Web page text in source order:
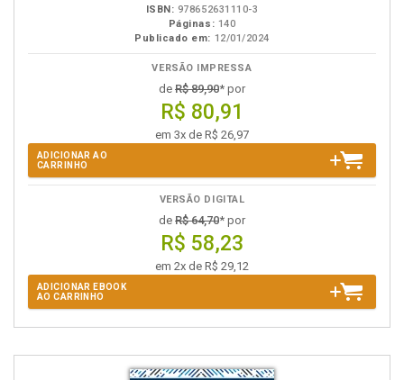
ISBN: 978652631110-3
Páginas: 140
Publicado em: 12/01/2024
VERSÃO IMPRESSA
de R$ 89,90* por
R$ 80,91
em 3x de R$ 26,97
ADICIONAR AO
CARRINHO
VERSÃO DIGITAL
de R$ 64,70* por
R$ 58,23
em 2x de R$ 29,12
ADICIONAR EBOOK
AO CARRINHO